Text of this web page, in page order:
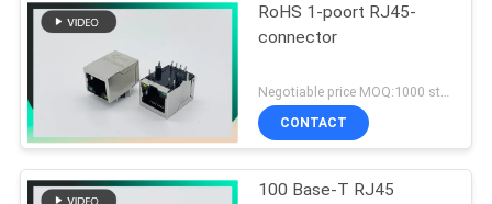
RoHS 1-poort RJ45-
connector
Negotiable price MOQ:1000 stuks
CONTACT
100 Base-T RJ45